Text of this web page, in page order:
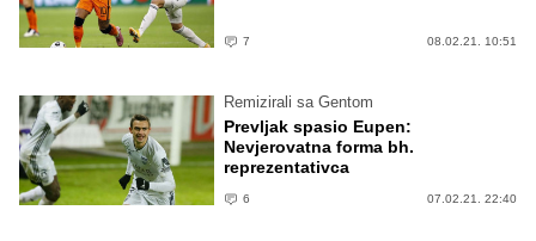
7 08.02.21. 10:51
Remizirali sa Gentom
Prevljak spasio Eupen:
Nevjerovatna forma bh.
reprezentativca
6 07.02.21. 22:40